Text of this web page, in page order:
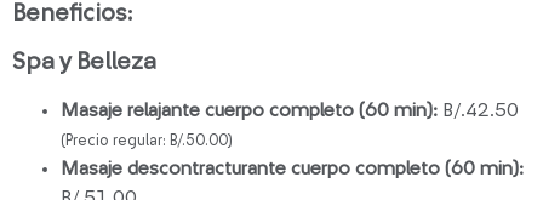
Beneficios:
Spa y Belleza
Masaje relajante cuerpo completo (60 min): B/.42.50
(Precio regular: B/.50.00)
Masaje descontracturante cuerpo completo (60 min):